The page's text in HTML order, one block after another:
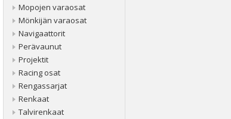
Mopojen varaosat
Mönkijän varaosat
Navigaattorit
Perävaunut
Projektit
Racing osat
Rengassarjat
Renkaat
Talvirenkaat